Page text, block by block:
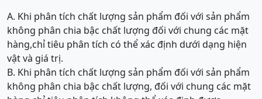
A. Khi phân tích chất lượng sản phẩm đối với sản phẩm
không phân chia bậc chất lượng đối với chung các mặt
hàng,chỉ tiêu phân tích có thể xác định dưới dạng hiện
vật và giá trị.
B. Khi phân tích chất lượng sản phẩm đối với sản phẩm
không phân chia bậc chất lượng, đối với chung các mặt